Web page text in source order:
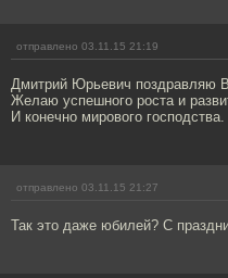
отправлено 03.11.15 21:19
Дмитрий Юрьевич поздравляю
Желаю успешного роста и
И конечно мирового господства.
отправлено 03.11.15 21:27
Так это даже юбилей? С